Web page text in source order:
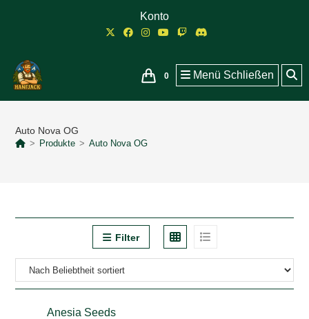
Konto
0 Menü Schließen
Auto Nova OG
> Produkte > Auto Nova OG
Filter
Anesia Seeds